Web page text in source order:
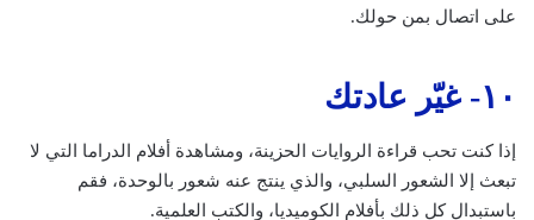
على اتصال بمن حولك.
١٠- غيّر عادتك
إذا كنت تحب قراءة الروايات الحزينة، ومشاهدة أفلام الدراما التي لا
تبعث إلا الشعور السلبي، والذي ينتج عنه شعور بالوحدة، فقم
باستبدال كل ذلك بأفلام الكوميديا، والكتب العلمية.